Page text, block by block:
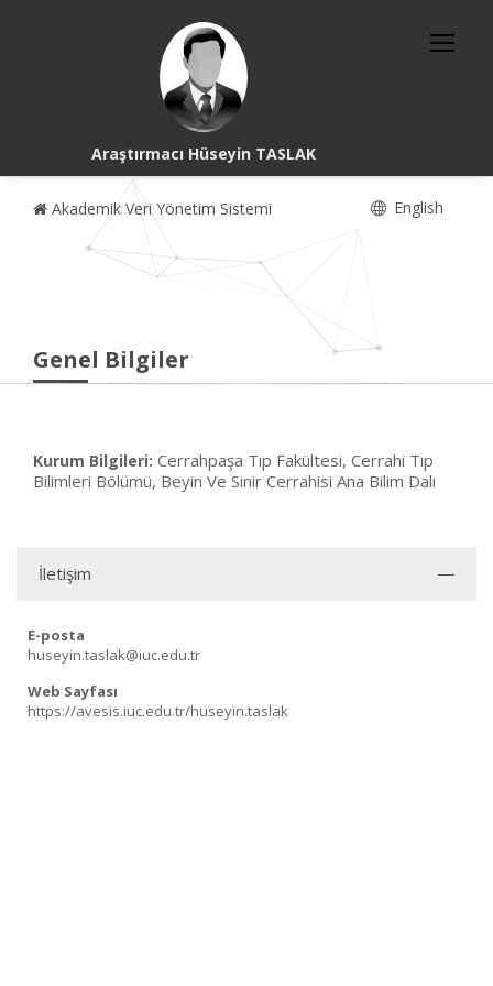
Araştırmacı Hüseyin TASLAK
Akademik Veri Yönetim Sistemi English
Genel Bilgiler
Kurum Bilgileri: Cerrahpaşa Tıp Fakültesi, Cerrahi Tıp
Bilimleri Bölümü, Beyin Ve Sinir Cerrahisi Ana Bilim Dalı
İletişim
E-posta
huseyin.taslak@iuc.edu.tr
Web Sayfası
https://avesis.iuc.edu.tr/huseyin.taslak